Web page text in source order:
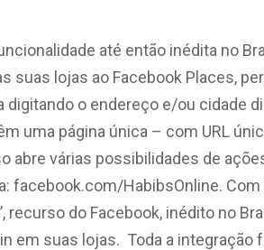
até então inédita no
suas lojas ao Facebook Places,
o endereço e/ou cidade
uma página única – com URL
abre várias possibilidades de
facebook.com/HabibsOnline. Com
recurso do Facebook, inédito no
suas lojas. Toda a integração